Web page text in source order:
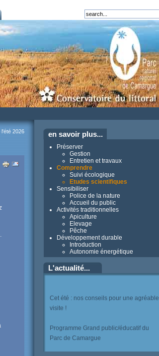
l'été 2026 en savoir plus...
Préserver
Gestion
Entretien et travaux
Comprendre
Suivi écologique
Etudes scientifiques
Sensibiliser
Police de la nature
Accueil du public
Activités traditionnelles
Apiculture
Elevage
Pêche
Développement durable
Introduction
Autonomie énergétique
L'actualité...
Cet été : nos conseils pour une agréable
visite !
Programme Grand public/éducatif du
Parc de Camargue